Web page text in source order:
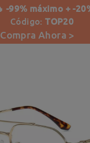
-99% máximo + -
Código:TOP20
Compra Ahora >